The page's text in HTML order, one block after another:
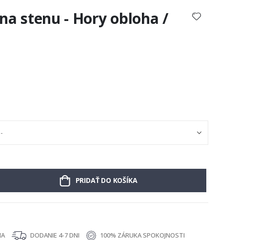
stenu - Hory obloha /
PRIDAŤ DO KOŠÍKA
DODANIE 4-7 DNI 100% ZÁRUKA SPOKOJNOSTI